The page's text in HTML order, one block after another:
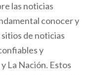
las noticias
conocer y
de noticias
y
La Nación. Estos